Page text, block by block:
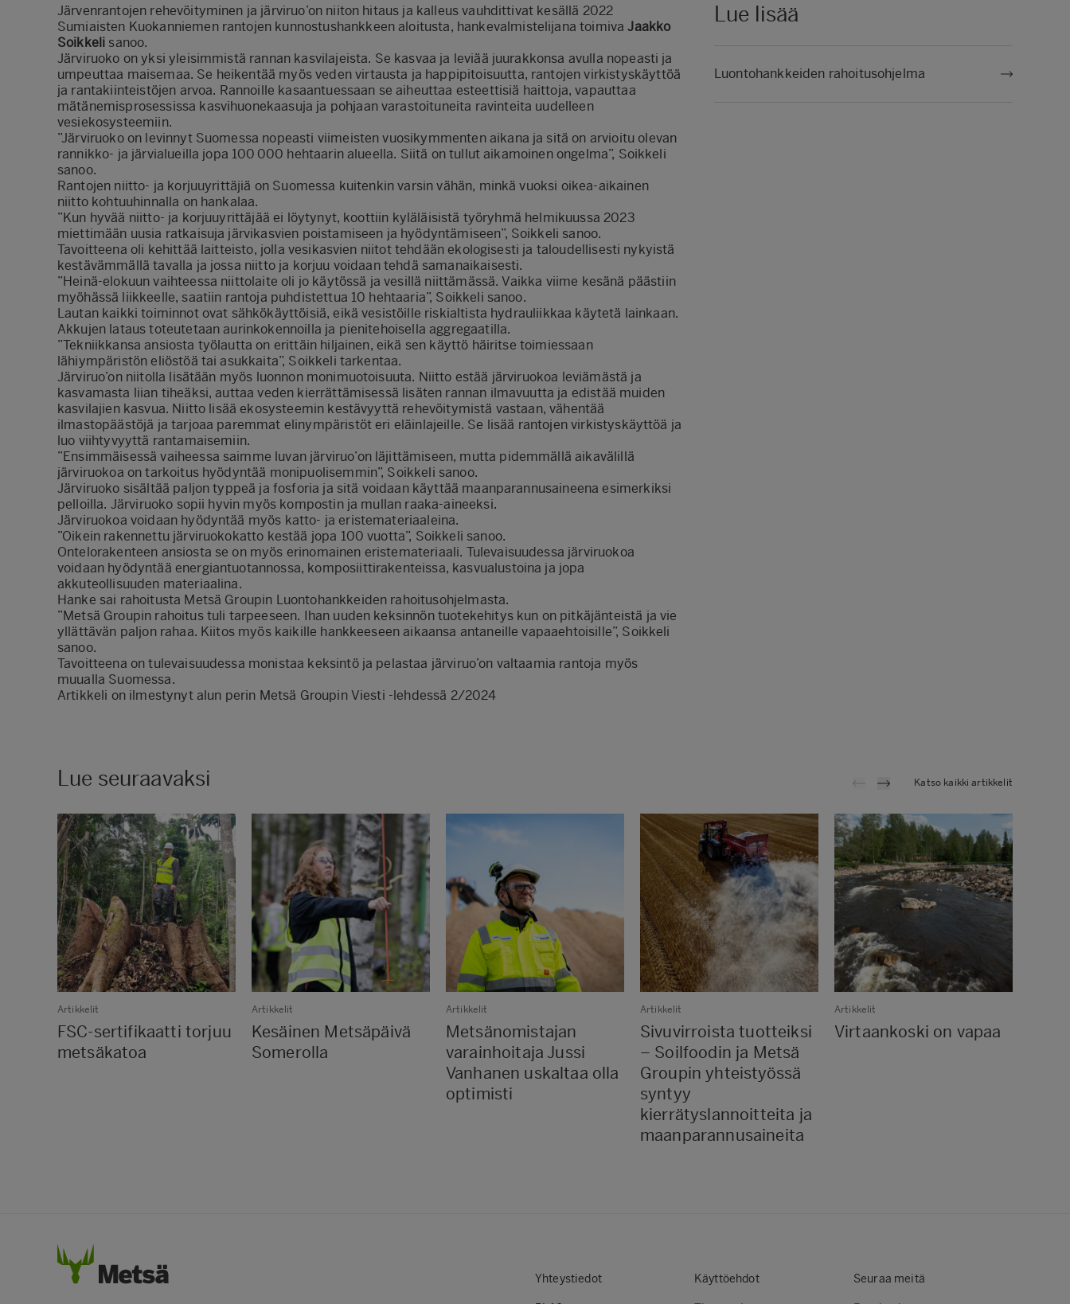
Järvenrantojen rehevöityminen ja järviruo’on niiton hitaus ja kalleus vauhdittivat kesällä 2022
Sumiaisten Kuokanniemen rantojen kunnostushankkeen aloitusta, hankevalmistelijana toimivaJaakko
Soikkeli sanoo.
Järviruoko on yksi yleisimmistä rannan kasvilajeista. Se kasvaa ja leviää juurakkonsa avulla nopeasti ja
umpeuttaa maisemaa. Se heikentää myös veden virtausta ja happipitoisuutta, rantojen virkistyskäyttöä
ja rantakiinteistöjen arvoa. Rannoille kasaantuessaan se aiheuttaa esteettisiä haittoja, vapauttaa
mätänemisprosessissa kasvihuonekaasuja ja pohjaan varastoituneita ravinteita uudelleen
vesiekosysteemiin.
”Järviruoko on levinnyt Suomessa nopeasti viimeisten vuosikymmenten aikana ja sitä on arvioitu olevan
rannikko- ja järvialueilla jopa 100 000 hehtaarin alueella. Siitä on tullut aikamoinen ongelma”, Soikkeli
sanoo.
Rantojen niitto- ja korjuuyrittäjiä on Suomessa kuitenkin varsin vähän, minkä vuoksi oikea-aikainen
niitto kohtuuhinnalla on hankalaa.
”Kun hyvää niitto- ja korjuuyrittäjää ei löytynyt, koottiin kyläläisistä työryhmä helmikuussa 2023
miettimään uusia ratkaisuja järvikasvien poistamiseen ja hyödyntämiseen”, Soikkeli sanoo.
Tavoitteena oli kehittää laitteisto, jolla vesikasvien niitot tehdään ekologisesti ja taloudellisesti nykyistä
kestävämmällä tavalla ja jossa niitto ja korjuu voidaan tehdä samanaikaisesti.
”Heinä-elokuun vaihteessa niittolaite oli jo käytössä ja vesillä niittämässä. Vaikka viime kesänä päästiin
myöhässä liikkeelle, saatiin rantoja puhdistettua 10 hehtaaria”, Soikkeli sanoo.
Lautan kaikki toiminnot ovat sähkökäyttöisiä, eikä vesistöille riskialtista hydrauliikkaa käytetä lainkaan.
Akkujen lataus toteutetaan aurinkokennoilla ja pienitehoisella aggregaatilla.
”Tekniikkansa ansiosta työlautta on erittäin hiljainen, eikä sen käyttö häiritse toimiessaan
lähiympäristön eliöstöä tai asukkaita”, Soikkeli tarkentaa.
Järviruo’on niitolla lisätään myös luonnon monimuotoisuuta. Niitto estää järviruokoa leviämästä ja
kasvamasta liian tiheäksi, auttaa veden kierrättämisessä lisäten rannan ilmavuutta ja edistää muiden
kasvilajien kasvua. Niitto lisää ekosysteemin kestävyyttä rehevöitymistä vastaan, vähentää
ilmastopäästöjä ja tarjoaa paremmat elinympäristöt eri eläinlajeille. Se lisää rantojen virkistyskäyttöä ja
luo viihtyvyyttä rantamaisemiin.
”Ensimmäisessä vaiheessa saimme luvan järviruo’on läjittämiseen, mutta pidemmällä aikavälillä
järviruokoa on tarkoitus hyödyntää monipuolisemmin”, Soikkeli sanoo.
Järviruoko sisältää paljon typpeä ja fosforia ja sitä voidaan käyttää maanparannusaineena esimerkiksi
pelloilla. Järviruoko sopii hyvin myös kompostin ja mullan raaka-aineeksi.
Järviruokoa voidaan hyödyntää myös katto- ja eristemateriaaleina.
”Oikein rakennettu järviruokokatto kestää jopa 100 vuotta”, Soikkeli sanoo.
Ontelorakenteen ansiosta se on myös erinomainen eristemateriaali. Tulevaisuudessa järviruokoa
voidaan hyödyntää energiantuotannossa, komposiittirakenteissa, kasvualustoina ja jopa
akkuteollisuuden materiaalina.
Hanke sai rahoitusta Metsä Groupin Luontohankkeiden rahoitusohjelmasta.
”Metsä Groupin rahoitus tuli tarpeeseen. Ihan uuden keksinnön tuotekehitys kun on pitkäjänteistä ja vie
yllättävän paljon rahaa. Kiitos myös kaikille hankkeeseen aikaansa antaneille vapaaehtoisille”, Soikkeli
sanoo.
Tavoitteena on tulevaisuudessa monistaa keksintö ja pelastaa järviruo’on valtaamia rantoja myös
muualla Suomessa.
Artikkeli on ilmestynyt alun perin Metsä Groupin Viesti -lehdessä 2/2024
Lue lisää
Luontohankkeiden rahoitusohjelma
Lue seuraavaksi Katso kaikki artikkelit
Artikkelit
FSC-sertifikaatti torjuu
metsäkatoa
Artikkelit
Kesäinen Metsäpäivä
Somerolla
Artikkelit
Metsänomistajan
varainhoitaja Jussi
Vanhanen uskaltaa olla
optimisti
Artikkelit
Sivuvirroista tuotteiksi
– Soilfoodin ja Metsä
Groupin yhteistyössä
syntyy
kierrätyslannoitteita ja
maanparannusaineita
Artikkelit
Virtaankoski on vapaa
Yhteystiedot Käyttöehdot Seuraa meitä